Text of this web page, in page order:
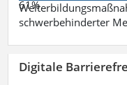
61%
schwerbehinderter
Digitale